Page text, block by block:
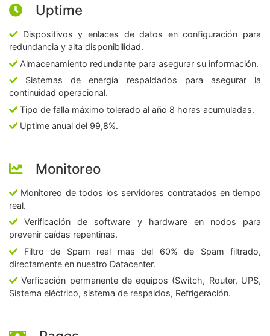
Uptime
Dispositivos y enlaces de datos en configuración para
redundancia y alta disponibilidad.
Almacenamiento redundante para asegurar su información.
Sistemas de energía respaldados para asegurar la
continuidad operacional.
Tipo de falla máximo tolerado al año 8 horas acumuladas.
Uptime anual del 99,8%.
Monitoreo
Monitoreo de todos los servidores contratados en tiempo
real.
Verificación de software y hardware en nodos para
prevenir caídas repentinas.
Filtro de Spam real mas del 60% de Spam filtrado,
directamente en nuestro Datacenter.
Verficación permanente de equipos (Switch, Router, UPS,
Sistema eléctrico, sistema de respaldos, Refrigeración.